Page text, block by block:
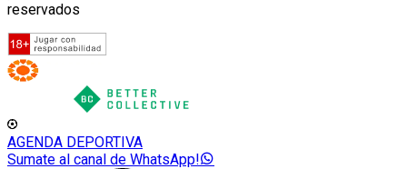
reservados
AGENDA DEPORTIVA
Sumate al canal de WhatsApp!